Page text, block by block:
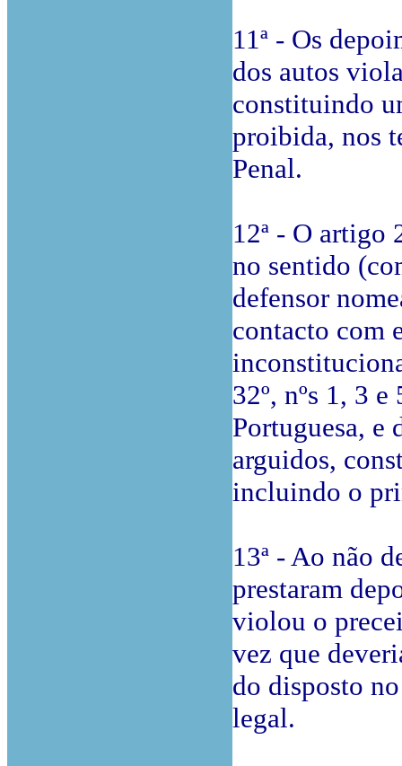
11ª - Os
dos autos
constituindo
proibida, nos
Penal.
12ª - O artigo
no sentido
defensor
contacto com
32º, nºs 1, 3
Portuguesa, e
arguidos,
incluindo o
13ª - Ao não
prestaram
violou o
vez que
do disposto
legal.